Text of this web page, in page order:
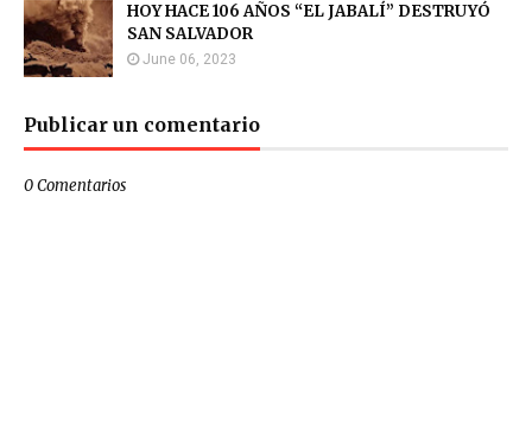
HOY HACE 106 AÑOS “EL JABALÍ” DESTRUYÓ
SAN SALVADOR
June 06, 2023
Publicar un comentario
0 Comentarios